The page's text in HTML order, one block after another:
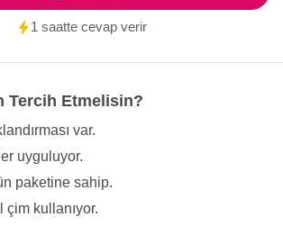
1 saatte cevap verir
Tercih Etmelisin?
var.
uyguluyor.
paketine sahip.
kullanıyor.